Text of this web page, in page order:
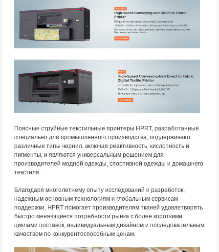
Поясные струйные текстильные принтеры HPRT, разработанные
специально для промышленного производства, поддерживают
различные типы чернил, включая реактивность, кислотность и
пигменты, и являются универсальным решением для
производителей модной одежды, спортивной одежды и домашнего
текстиля.
Благодаря многолетнему опыту исследований и разработок,
надежным основным технологиям и глобальным сервисам
поддержки, HPRT помогает производителям тканей удовлетворять
быстро меняющиеся потребности рынка с более короткими
циклами поставок, индивидуальным дизайном и последовательным
качеством по конкурентоспособным ценам.